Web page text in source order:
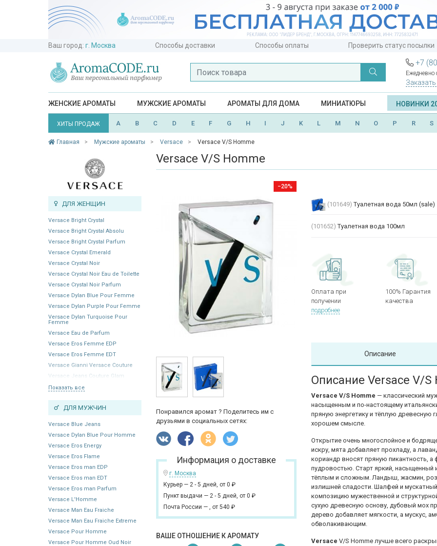
Ваш город: г. Москва Способы доставки Способы оплаты Проверить статус посылки
+7
Ежедневно
ЖЕНСКИЕ АРОМАТЫ МУЖСКИЕ АРОМАТЫ АРОМАТЫ ДЛЯ ДОМА МИНИАТЮРЫ НОВИНКИ
ХИТЫ ПРОДАЖ A B C D E F G H I J K L M N O P R S
Главная Мужские ароматы Versace Versace V/S Homme
ДЛЯ ЖЕНЩИН
Versace Bright Crystal
Versace Bright Crystal Absolu
Versace Bright Crystal Parfum
Versace Crystal Emerald
Versace Crystal Noir
Versace Crystal Noir Eau de Toilette
Versace Crystal Noir Parfum
Versace Dylan Blue Pour Femme
Versace Dylan Purple Pour Femme
Versace Dylan Turquoise Pour
Femme
Versace Eau de Parfum
Versace Eros Femme EDP
Versace Eros Femme EDT
Versace Gianni Versace Couture
Versace Jeans Couture Glam
Показать все
ДЛЯ МУЖЧИН
Versace Blue Jeans
Versace Dylan Blue Pour Homme
Versace Eros Energy
Versace Eros Flame
Versace Eros man EDP
Versace Eros man EDT
Versace Eros man Parfum
Versace L'Homme
Versace Man Eau Fraiche
Versace Man Eau Fraiche Extreme
Versace Pour Homme
Versace Pour Homme Oud Noir
Versace V/S Homme
−20%
Понравился аромат ? Поделитесь им с
друзьями в социальных сетях:
Информация о доставке
г. Москва
Курьер — 2 - 5 дней, от 0 ₽
Пункт выдачи — 2 - 5 дней, от 0 ₽
Почта России — , от 540 ₽
ВАШЕ ОТНОШЕНИЕ К АРОМАТУ
(101649) Туалетная вода 50мл (sale)
(101652) Туалетная вода 100мл
Оплата при
получении
подробнее
100% Гарантия
качества
Описание
Описание Versace V/S
Versace V/S Homme — классический
насыщенным и по-настоящему
пряную энергетику и тёплую древесную
хорошем смысле.
Открытие очень многослойное и
искру, мята добавляет прохладу, а
кориандр вносят пряную пикантность,
пудровостью. Старт яркий, насыщенный
тёплым и сложным. Ландыш, жасмин,
излишней сладости. Шалфей и
композицию мужественной и
сухую древесную основу, дубовый мох
дерево добавляет мягкости, а мускус,
обволакивающим.
Versace V/S Homme лучше всего